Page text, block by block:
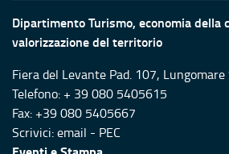
Dipartimento Turismo, economia della
valorizzazione del territorio
Fiera del Levante Pad. 107,
Telefono: + 39 080 5405615
Fax: +39 080 5405667
Scrivici:email - PEC